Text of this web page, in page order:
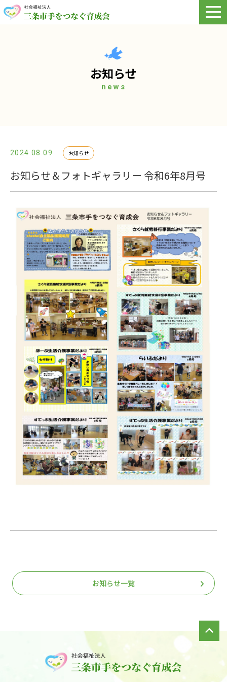
お知らせ
news
2024.08.09 お知らせ
お知らせ＆フォトギャラリー 令和6年8月号
お知らせ一覧